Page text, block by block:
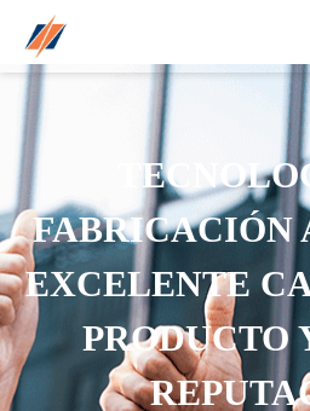
FABRICACIÓN
EXCELENTE
PRODUCTO